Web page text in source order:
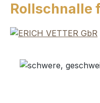
Rollschnalle
Bildergalerie